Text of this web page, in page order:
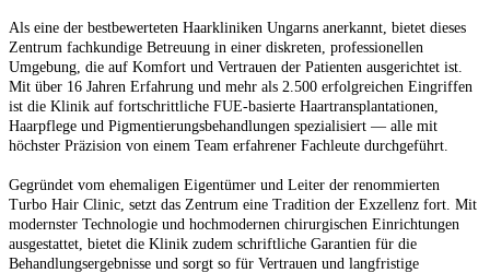
Als eine der bestbewerteten Haarkliniken Ungarns anerkannt, bietet dieses
Zentrum fachkundige Betreuung in einer diskreten, professionellen
Umgebung, die auf Komfort und Vertrauen der Patienten ausgerichtet ist.
Mit über 16 Jahren Erfahrung und mehr als 2.500 erfolgreichen Eingriffen
ist die Klinik auf fortschrittliche FUE-basierte Haartransplantationen,
Haarpflege und Pigmentierungsbehandlungen spezialisiert — alle mit
höchster Präzision von einem Team erfahrener Fachleute durchgeführt.
Gegründet vom ehemaligen Eigentümer und Leiter der renommierten
Turbo Hair Clinic, setzt das Zentrum eine Tradition der Exzellenz fort. Mit
modernster Technologie und hochmodernen chirurgischen Einrichtungen
ausgestattet, bietet die Klinik zudem schriftliche Garantien für die
Behandlungsergebnisse und sorgt so für Vertrauen und langfristige